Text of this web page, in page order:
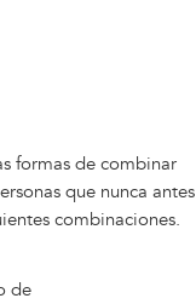
formas de combinar
que nunca antes
combinaciones.
de